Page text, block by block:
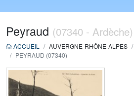
Peyraud (07340 - Ardèche)
ACCUEIL AUVERGNE-RHÔNE-ALPES
PEYRAUD (07340)